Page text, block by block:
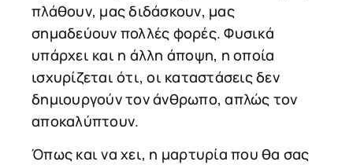
πλάθουν, μας διδάσκουν, μας
σημαδεύουν πολλές φορές. Φυσικά
υπάρχει και η άλλη άποψη, η οποία
ισχυρίζεται ότι, οι καταστάσεις δεν
δημιουργούν τον άνθρωπο, απλώς τον
αποκαλύπτουν.
Όπως και να χει, η μαρτυρία που θα σας